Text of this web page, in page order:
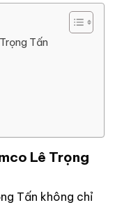
Tấn
Lê Trọng
Tấn không chỉ